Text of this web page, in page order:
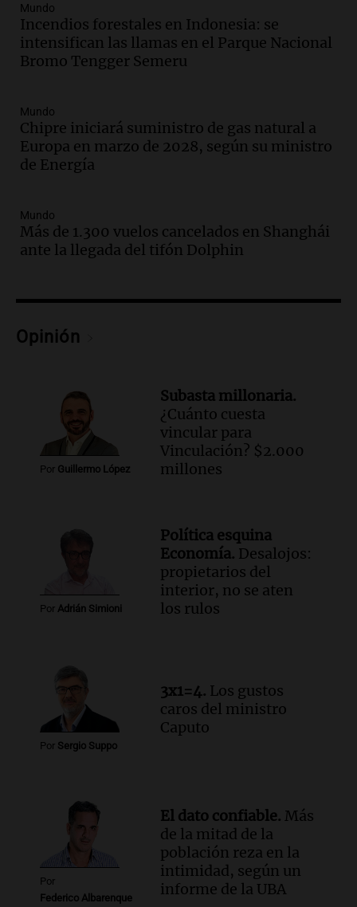
Audio. El orgullo y el sueño argentino de
Jorge Messi en una entrevista con Rony
Vargas en 2007
Audio.El abuelo de Agostina Vega, tras
las nuevas detenciones: "En esa casa
todos tenían algo que ver"
Audio.
Una nutricionista derribó el mito
del desayuno ideal: qué alimentos
conviene priorizar
Audio.Mateo, a los 25 años, lucha
contra el tiempo: necesita un trasplante
para poder seguir viviend
Una mañana para todos
de julio será menor al 2,9% registrado
en CABA
Una mañana para todos
Audio.Altas Cumbres: rescataron a una
Episodios
Audio.
Chile planteó mejorar la
conectividad fronteriza, aérea y digital
con Jujuy
Panorama Federal
Mundo
Incendios forestales en Indonesia: se
intensifican las llamas en el Parque Nacional
Bromo Tengger Semeru
Mundo
Chipre iniciará suministro de gas natural a
Europa en marzo de 2028, según su ministro
de Energía
Mundo
Más de 1.300 vuelos cancelados en Shanghái
ante la llegada del tifón Dolphin
Opinión
Por Guillermo López
Subasta millonaria.
¿Cuánto cuesta
vincular para
Vinculación? $2.000
millones
Por Adrián Simioni
Política esquina
Economía. Desalojos:
propietarios del
interior, no se aten
los rulos
Por Sergio Suppo
3x1=4. Los gustos
caros del ministro
Caputo
Por
Federico Albarenque
El dato confiable. Más
de la mitad de la
población reza en la
intimidad, según un
informe de la UBA